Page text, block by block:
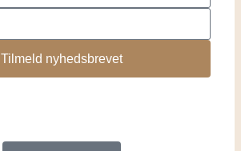
Tilmeld nyhedsbrevet